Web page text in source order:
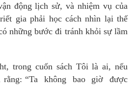
động lịch sử, và nhiệm vụ của
gia phải học cách nhìn lại thế
những bước đi tránh khỏi sự lầm
trong cuốn sách Tôi là ai, nếu
rằng: “Ta không bao giờ được